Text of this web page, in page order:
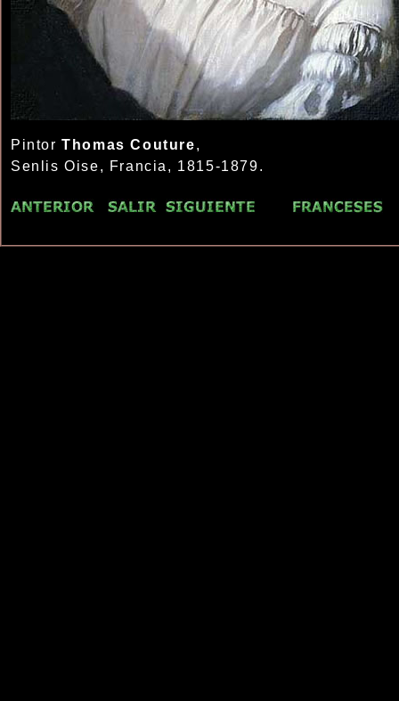
PintorThomas Couture,
Senlis Oise, Francia, 1815-1879.